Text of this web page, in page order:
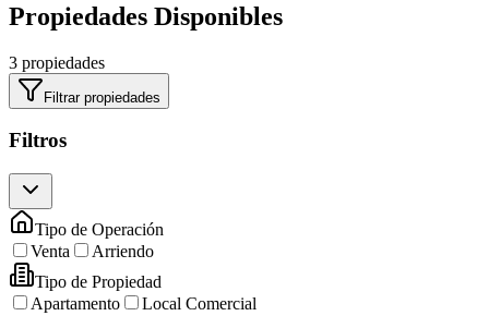
Propiedades Disponibles
3 propiedades
Filtrar propiedades
Filtros
Tipo de Operación
Venta
Arriendo
Tipo de Propiedad
Apartamento
Local Comercial